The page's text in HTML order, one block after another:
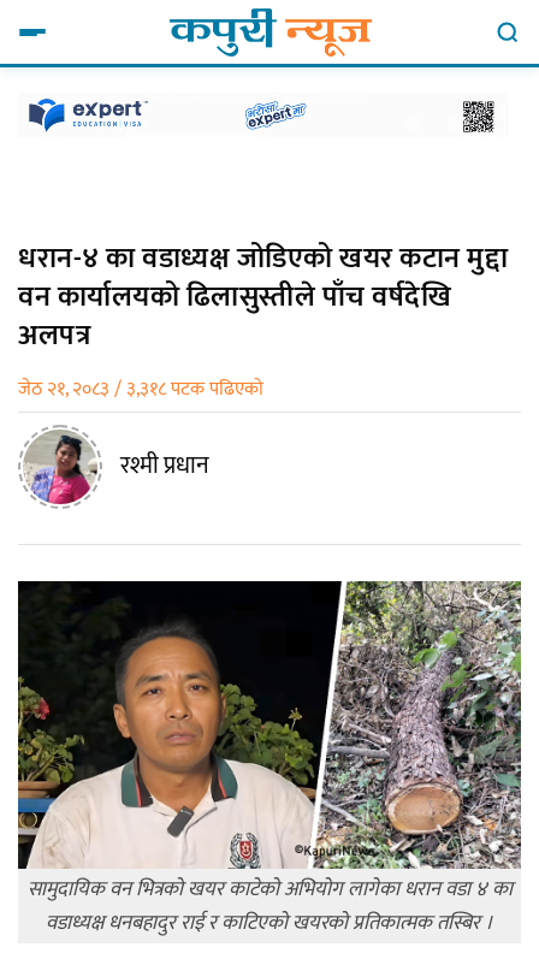
धरान-४ का वडाध्यक्ष जोडिएको खयर कटान मुद्दा
वन कार्यालयको ढिलासुस्तीले पाँच वर्षदेखि
अलपत्र
जेठ २१, २०८३ / ३,३१८ पटक पढिएको
रश्मी प्रधान
सामुदायिक वन भित्रको खयर काटेको अभियोग लागेका धरान वडा ४ का
वडाध्यक्ष धनबहादुर राई र काटिएको खयरको प्रतिकात्मक तस्बिर ।